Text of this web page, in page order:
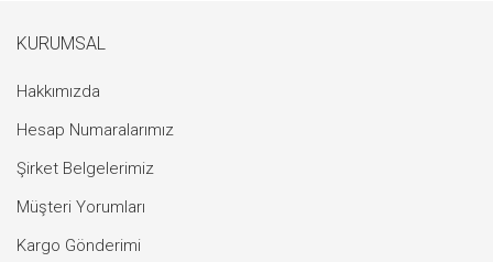
KURUMSAL
Hakkımızda
Hesap Numaralarımız
Şirket Belgelerimiz
Müşteri Yorumları
Kargo Gönderimi